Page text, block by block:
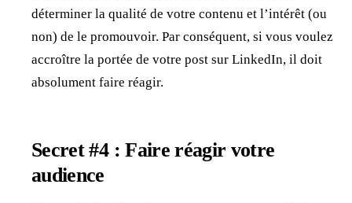
déterminer la qualité de votre contenu et l’intérêt (ou
non) de le promouvoir. Par conséquent, si vous voulez
accroître la portée de votre post sur LinkedIn, il doit
absolument faire réagir.
Secret #4 : Faire réagir votre
audience